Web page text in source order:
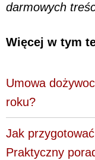
darmowych
Więcej w tym
Umowa
roku?
Jak
Praktyczny